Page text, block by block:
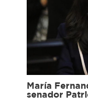
María
senador